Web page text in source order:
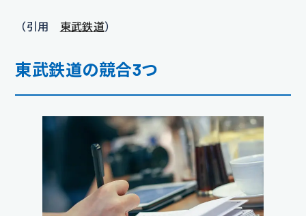
（引用 東武鉄道）
東武鉄道の競合3つ